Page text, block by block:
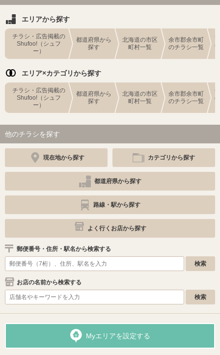
エリアから探す
チラシ・広告掲載の
Shufoo!（シュフ
ー）
都道府県から
探す
北海道の市区
町村一覧
余市郡余市町
のチラシ一覧
エリア×カテゴリから探す
チラシ・広告掲載の
Shufoo!（シュフ
ー）
都道府県から
探す
北海道の市区
町村一覧
余市郡余市町
のチラシ一覧
他のチラシを探す
現在地から探す カテゴリから探す
都道府県から探す
路線・駅から探す
よく行くお店から探す
郵便番号・住所・駅名から検索する
お店の名前から検索する
Myエリアを設定する